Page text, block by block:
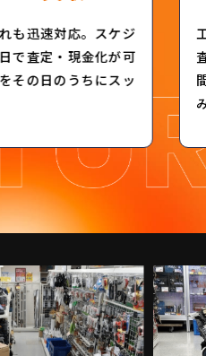
も迅速対応。スケジ
で査定・現金化が可
その日のうちにスッ